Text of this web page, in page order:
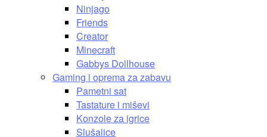
Ninjago
Friends
Creator
Minecraft
Gabbys Dollhouse
Gaming i oprema za zabavu
Pametni sat
Tastature i miševi
Konzole za igrice
Slušalice